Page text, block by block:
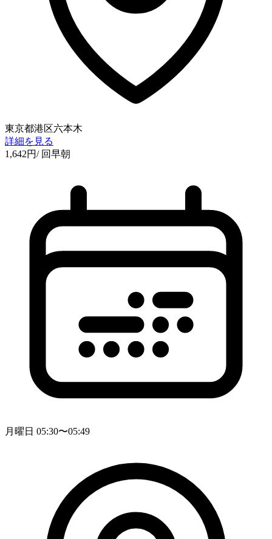
東京都港区六本木
詳細を見る
1,642円/ 回早朝
月曜日 05:30〜05:49